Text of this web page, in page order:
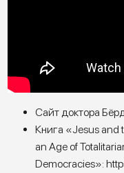
Сайт доктора
Книга «Jesus and
an Age of
Democracies»: